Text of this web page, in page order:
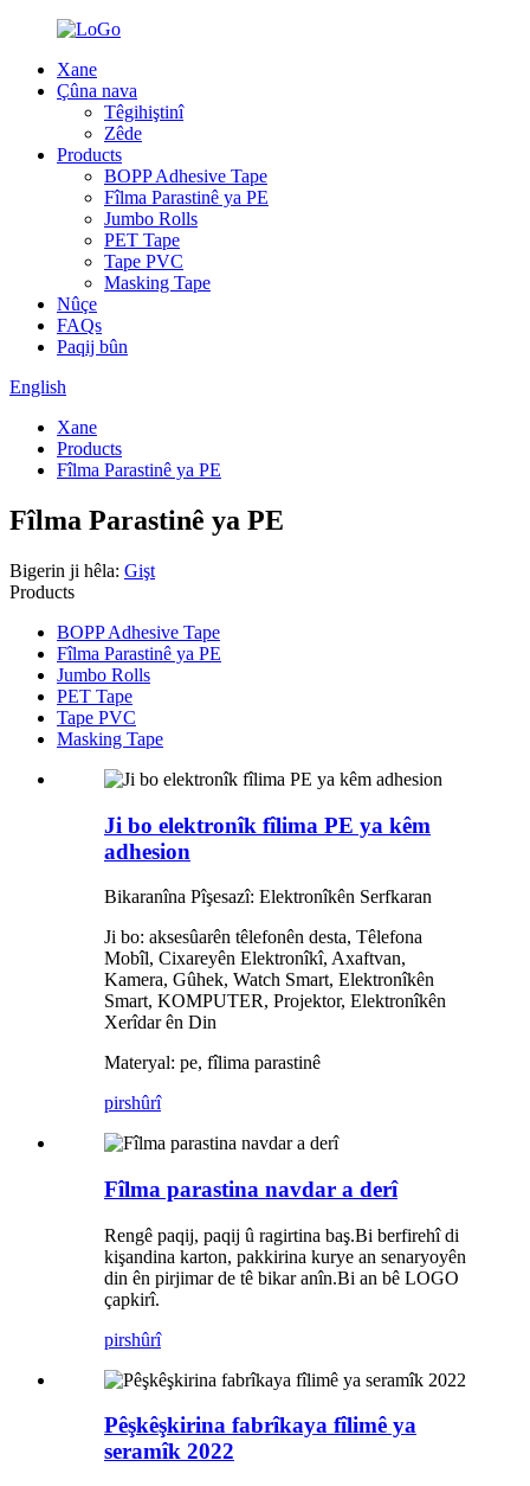
Xane
Çûna nava
Têgihiştinî
Zêde
Products
BOPP Adhesive Tape
Fîlma Parastinê ya PE
Jumbo Rolls
PET Tape
Tape PVC
Masking Tape
Nûçe
FAQs
Paqij bûn
English
Xane
Products
Fîlma Parastinê ya PE
Fîlma Parastinê ya PE
Bigerin ji hêla: Gişt
Products
BOPP Adhesive Tape
Fîlma Parastinê ya PE
Jumbo Rolls
PET Tape
Tape PVC
Masking Tape
Ji bo elektronîk fîlima PE ya kêm
adhesion
Bikaranîna Pîşesazî: Elektronîkên Serfkaran
Ji bo: aksesûarên têlefonên desta, Têlefona
Mobîl, Cixareyên Elektronîkî, Axaftvan,
Kamera, Gûhek, Watch Smart, Elektronîkên
Smart, KOMPUTER, Projektor, Elektronîkên
Xerîdar ên Din
Materyal: pe, fîlima parastinê
pirshûrî
Fîlma parastina navdar a derî
Rengê paqij, paqij û ragirtina baş.Bi berfirehî di
kişandina karton, pakkirina kurye an senaryoyên
din ên pirjimar de tê bikar anîn.Bi an bê LOGO
çapkirî.
pirshûrî
Pêşkêşkirina fabrîkaya fîlimê ya
seramîk 2022